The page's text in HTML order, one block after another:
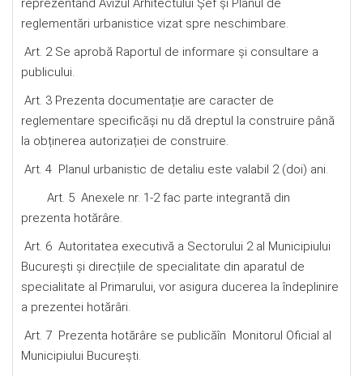
reprezentând Avizul Arhitectului Șef și Planul de
reglementări urbanistice vizat spre neschimbare.
Art. 2 Se aprobă Raportul de informare şi consultare a
publicului.
Art. 3 Prezenta documentație are caracter de
reglementare specificăși nu dă dreptul la construire până
la obținerea autorizației de construire.
Art. 4 Planul urbanistic de detaliu este valabil 2 (doi) ani.
Art. 5 Anexele nr. 1-2 fac parte integrantă din
prezenta hotărâre.
Art. 6 Autoritatea executivă a Sectorului 2 al Municipiului
București și direcțiile de specialitate din aparatul de
specialitate al Primarului, vor asigura ducerea la îndeplinire
a prezentei hotărâri.
Art. 7 Prezenta hotărâre se publicăîn Monitorul Oficial al
Municipiului Bucureşti.